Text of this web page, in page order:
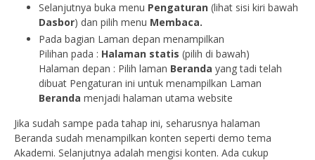
Selanjutnya buka menu Pengaturan (lihat sisi kiri bawah
Dasbor) dan pilih menu Membaca.
Pada bagian Laman depan menampilkan
Pilihan pada : Halaman statis (pilih di bawah)
Halaman depan : Pilih laman Beranda yang tadi telah
dibuat Pengaturan ini untuk menampilkan Laman
Beranda menjadi halaman utama website
Jika sudah sampe pada tahap ini, seharusnya halaman
Beranda sudah menampilkan konten seperti demo tema
Akademi. Selanjutnya adalah mengisi konten. Ada cukup